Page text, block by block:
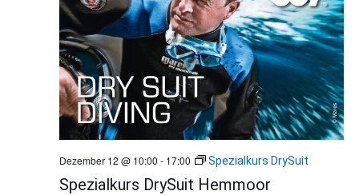
Spezialkurs DrySuit Hemmoor
Dezember 12 @ 10:00 - 17:00 Spezialkurs DrySuit